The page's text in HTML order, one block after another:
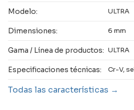
Modelo: ULTRA
Dimensiones: 6 mm
Gama / Línea de productos: ULTRA
Especificaciones técnicas: Cr-V,
Todas las características